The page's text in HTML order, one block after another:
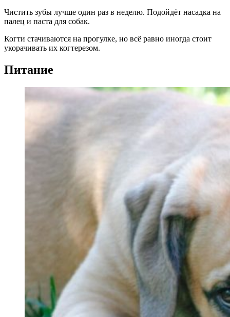
Чистить зубы лучше один раз в неделю. Подойдёт насадка на
палец и паста для собак.
Когти стачиваются на прогулке, но всё равно иногда стоит
укорачивать их когтерезом.
Питание